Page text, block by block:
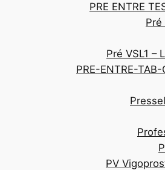
PRE ENTRE
Pré
Pré VSL1 –
PRE-ENTRE-TAB-
PV